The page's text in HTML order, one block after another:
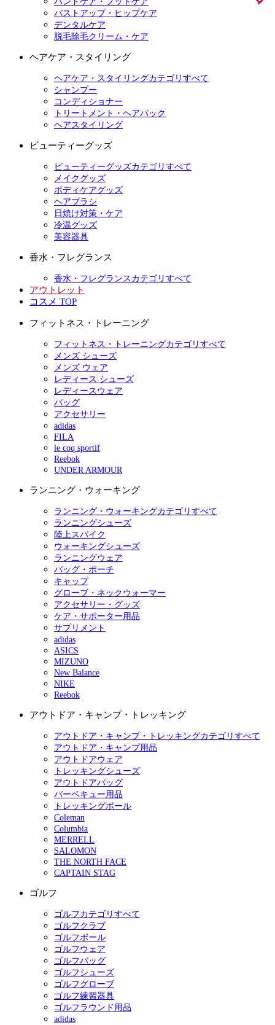
バストアップ・ヒップケア
デンタルケア
脱毛除毛クリーム・ケア
ヘアケア・スタイリング
ヘアケア・スタイリングカテゴリすべて
シャンプー
コンディショナー
トリートメント・ヘアパック
ヘアスタイリング
ビューティーグッズ
ビューティーグッズカテゴリすべて
メイクグッズ
ボディケアグッズ
ヘアブラシ
日焼け対策・ケア
冷温グッズ
美容器具
香水・フレグランス
香水・フレグランスカテゴリすべて
アウトレット
コスメ TOP
フィットネス・トレーニング
フィットネス・トレーニングカテゴリすべて
メンズ シューズ
メンズ ウェア
レディース シューズ
レディースウェア
バッグ
アクセサリー
adidas
FILA
le coq sportif
Reebok
UNDER ARMOUR
ランニング・ウォーキング
ランニング・ウォーキングカテゴリすべて
ランニングシューズ
陸上スパイク
ウォーキングシューズ
ランニングウェア
バッグ・ポーチ
キャップ
グローブ・ネックウォーマー
アクセサリー・グッズ
ケア・サポーター用品
サプリメント
adidas
ASICS
MIZUNO
New Balance
NIKE
Reebok
アウトドア・キャンプ・トレッキング
アウトドア・キャンプ・トレッキングカテゴリすべて
アウトドア・キャンプ用品
アウトドアウェア
トレッキングシューズ
アウトドアバッグ
バーベキュー用品
トレッキングポール
Coleman
Columbia
MERRELL
SALOMON
THE NORTH FACE
CAPTAIN STAG
ゴルフ
ゴルフカテゴリすべて
ゴルフクラブ
ゴルフボール
ゴルフウェア
ゴルフバッグ
ゴルフシューズ
ゴルフグローブ
ゴルフ練習器具
ゴルフラウンド用品
adidas